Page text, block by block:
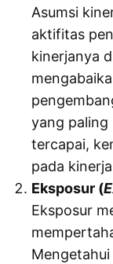
Asumsi
aktifitas
kinerjanya
yang paling
tercapai,
pada
Eksposur (
Eksposur